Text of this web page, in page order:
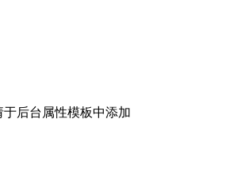
于后台属性模板中添加